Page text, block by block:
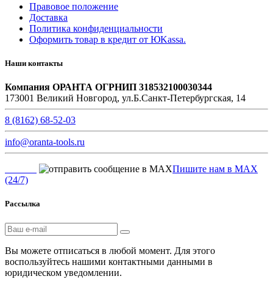
Правовое положение
Доставка
Политика конфиденциальности
Оформить товар в кредит от ЮKassa.
Наши контакты
Компания ОРАНТА ОГРНИП 318532100030344
173001 Великий Новгород, ул.Б.Санкт-Петербургская, 14
8 (8162) 68-52-03
info@oranta-tools.ru
Пишите нам в MAX
(24/7)
Рассылка
Вы можете отписаться в любой момент. Для этого
воспользуйтесь нашими контактными данными в
юридическом уведомлении.